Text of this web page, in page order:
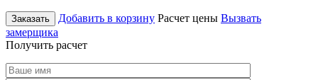
Заказать Добавить в корзину Расчет цены Вызвать
замерщика
Получить расчет